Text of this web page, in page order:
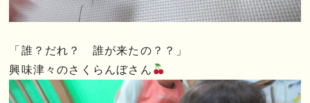
「誰？だれ？ 誰が来たの？？」
興味津々のさくらんぼさん